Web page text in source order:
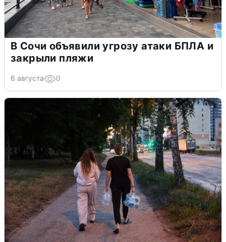
В Сочи объявили угрозу атаки БПЛА и
закрыли пляжи
6 августа 0